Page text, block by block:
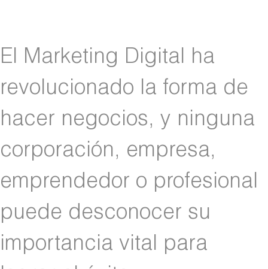
El Marketing Digital ha
revolucionado la forma de
hacer negocios, y ninguna
corporación, empresa,
emprendedor o profesional
puede desconocer su
importancia vital para